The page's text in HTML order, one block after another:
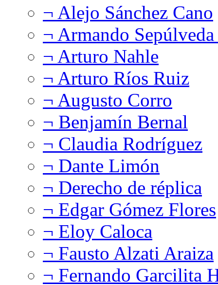
¬ Alejo Sánchez Cano
¬ Armando
¬ Arturo Nahle
¬ Arturo Ríos Ruiz
¬ Augusto Corro
¬ Benjamín Bernal
¬ Claudia Rodríguez
¬ Dante Limón
¬ Derecho de réplica
¬ Edgar Gómez Flores
¬ Eloy Caloca
¬ Fausto Alzati Araiza
¬ Fernando Garcilita